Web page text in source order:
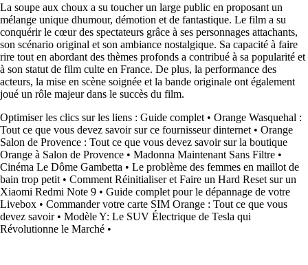
La soupe aux choux a su toucher un large public en proposant un
mélange unique dhumour, démotion et de fantastique. Le film a su
conquérir le cœur des spectateurs grâce à ses personnages attachants,
son scénario original et son ambiance nostalgique. Sa capacité à faire
rire tout en abordant des thèmes profonds a contribué à sa popularité et
à son statut de film culte en France. De plus, la performance des
acteurs, la mise en scène soignée et la bande originale ont également
joué un rôle majeur dans le succès du film.
Optimiser les clics sur les liens : Guide complet • Orange Wasquehal :
Tout ce que vous devez savoir sur ce fournisseur dinternet • Orange
Salon de Provence : Tout ce que vous devez savoir sur la boutique
Orange à Salon de Provence • Madonna Maintenant Sans Filtre •
Cinéma Le Dôme Gambetta • Le problème des femmes en maillot de
bain trop petit • Comment Réinitialiser et Faire un Hard Reset sur un
Xiaomi Redmi Note 9 • Guide complet pour le dépannage de votre
Livebox • Commander votre carte SIM Orange : Tout ce que vous
devez savoir• Modèle Y: Le SUV Électrique de Tesla qui
Révolutionne le Marché •